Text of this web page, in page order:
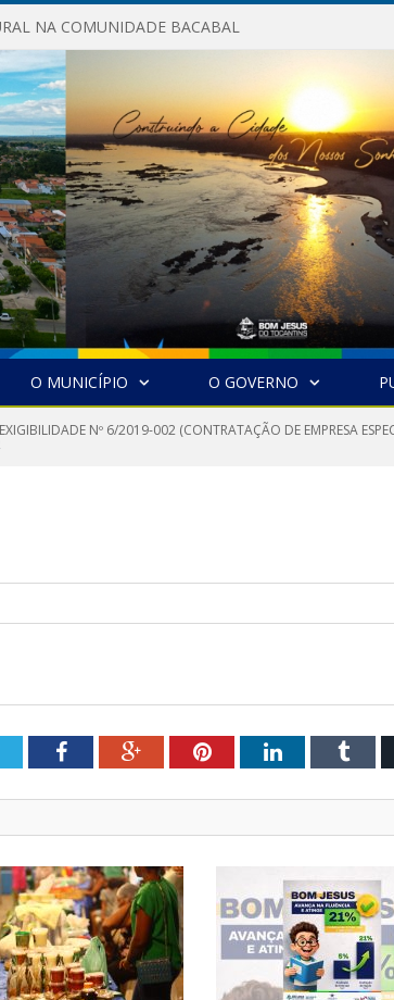
NA COMUNIDADE BACABAL
O MUNICÍPIO O GOVERNO
Nº 6/2019-002 (CONTRATAÇÃO DE EMPRESA
TwitterFacebookGoogle+PinterestLinkedIn